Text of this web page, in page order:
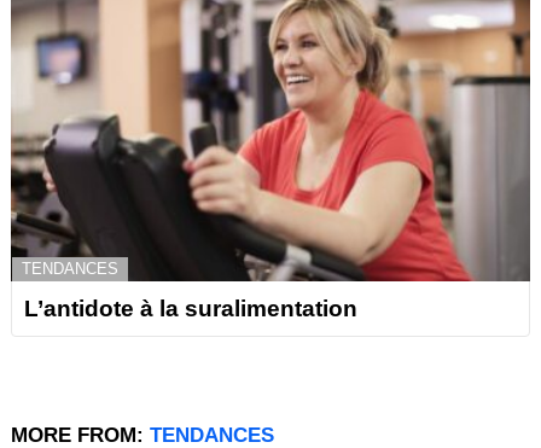
TENDANCES
L’antidote à la suralimentation
MORE FROM: TENDANCES